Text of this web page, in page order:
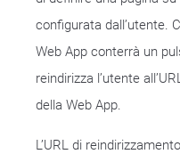
configurata dall’utente.
Web App conterrà un
reindirizza l’utente
della Web App.
L’URL di